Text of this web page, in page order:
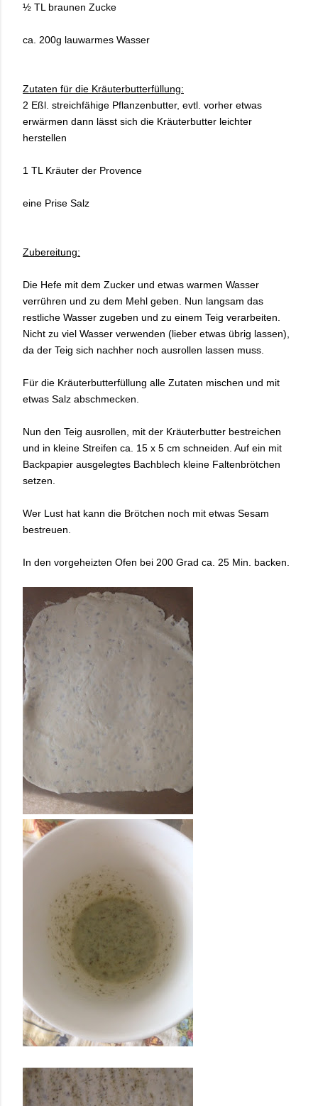
½ TL braunen Zucke
ca. 200g lauwarmes Wasser
Zutaten für die Kräuterbutterfüllung:
2 Eßl. streichfähige Pflanzenbutter, evtl. vorher etwas
erwärmen dann lässt sich die Kräuterbutter leichter
herstellen
1 TL Kräuter der Provence
eine Prise Salz
Zubereitung:
Die Hefe mit dem Zucker und etwas warmen Wasser
verrühren und zu dem Mehl geben. Nun langsam das
restliche Wasser zugeben und zu einem Teig verarbeiten.
Nicht zu viel Wasser verwenden (lieber etwas übrig lassen),
da der Teig sich nachher noch ausrollen lassen muss.
Für die Kräuterbutterfüllung alle Zutaten mischen und mit
etwas Salz abschmecken.
Nun den Teig ausrollen, mit der Kräuterbutter bestreichen
und in kleine Streifen ca. 15 x 5 cm schneiden. Auf ein mit
Backpapier ausgelegtes Bachblech kleine Faltenbrötchen
setzen.
Wer Lust hat kann die Brötchen noch mit etwas Sesam
bestreuen.
In den vorgeheizten Ofen bei 200 Grad ca. 25 Min. backen.